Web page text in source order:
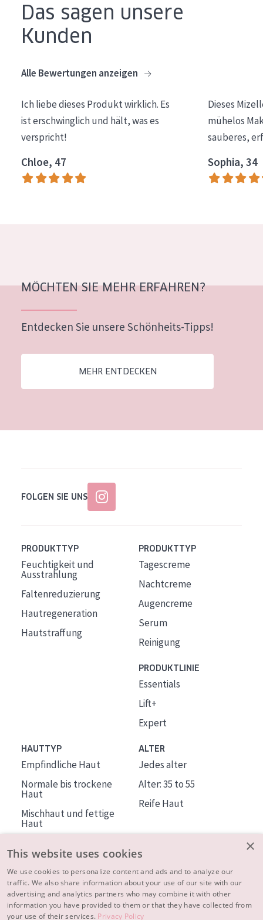
Nachtcreme
Augencreme
PRODUKTLINIE
Essentials
Lift+
Expert
Mischhaut und fettige Haut
Reife Haut
Der Sonne ausgesetzte Haut
Jedes alter
Reife Haut
Das sagen unsere
Kunden
Alle Bewertungen anzeigen
Ich liebe dieses Produkt wirklich. Es
ist erschwinglich und hält, was es
verspricht!
Chloe, 47
Dieses
mühelos
sauberes,
Sophia, 34
MÖCHTEN SIE MEHR ERFAHREN?
Entdecken Sie unsere Schönheits-Tipps!
MEHR ENTDECKEN
FOLGEN SIE UNS
PRODUKTTYP
Feuchtigkeit und
Ausstrahlung
Faltenreduzierung
Hautregeneration
Hautstraffung
PRODUKTTYP
Tagescreme
Nachtcreme
Augencreme
Serum
Reinigung
PRODUKTLINIE
Essentials
Lift+
Expert
HAUTTYP
Empfindliche Haut
Normale bis trockene
Haut
Mischhaut und fettige
Haut
Haut
ALTER
Jedes alter
Alter: 35 to 55
Reife Haut
ÜBER DIADERMINE
Mehr über uns
×
This website uses cookies
We use cookies to personalize content and ads and to analyze our
traffic. We also share information about your use of our site with our
advertising and analytics partners who may combine it with other
information you have provided to them or that they have collected from
your use of their services. Privacy Policy